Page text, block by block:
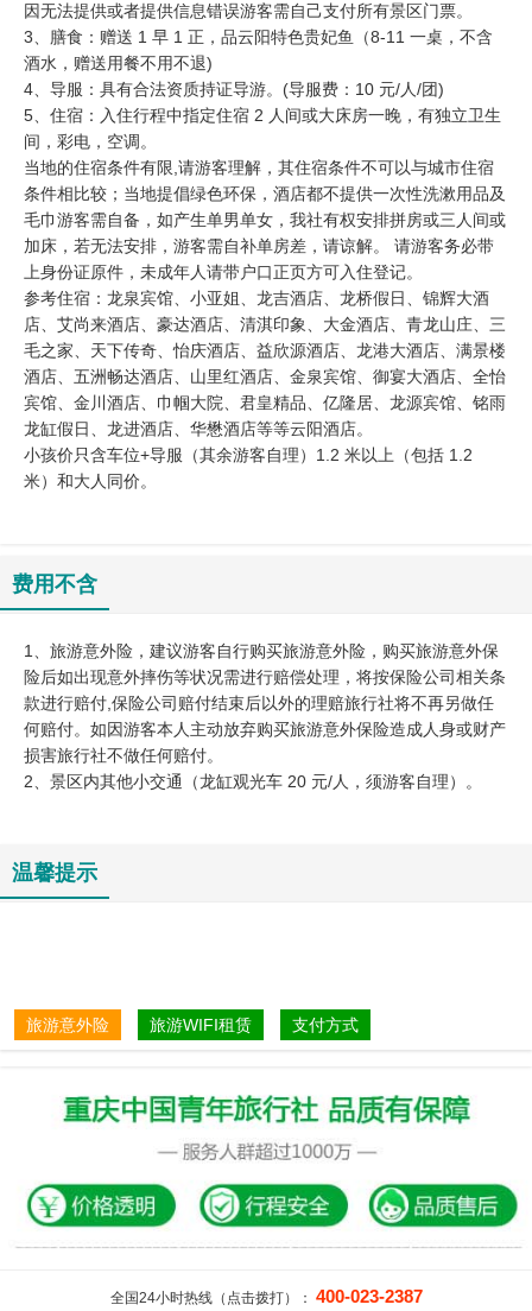
因无法提供或者提供信息错误游客需自己支付所有景区门票。
3、膳食：赠送 1 早 1 正，品云阳特色贵妃鱼（8-11 一桌，不含
酒水，赠送用餐不用不退)
4、导服：具有合法资质持证导游。(导服费：10 元/人/团)
5、住宿：入住行程中指定住宿 2 人间或大床房一晚，有独立卫生
间，彩电，空调。
当地的住宿条件有限,请游客理解，其住宿条件不可以与城市住宿
条件相比较；当地提倡绿色环保，酒店都不提供一次性洗漱用品及
毛巾游客需自备，如产生单男单女，我社有权安排拼房或三人间或
加床，若无法安排，游客需自补单房差，请谅解。 请游客务必带
上身份证原件，未成年人请带户口正页方可入住登记。
参考住宿：龙泉宾馆、小亚姐、龙吉酒店、龙桥假日、锦辉大酒
店、艾尚来酒店、豪达酒店、清淇印象、大金酒店、青龙山庄、三
毛之家、天下传奇、怡庆酒店、益欣源酒店、龙港大酒店、满景楼
酒店、五洲畅达酒店、山里红酒店、金泉宾馆、御宴大酒店、全怡
宾馆、金川酒店、巾帼大院、君皇精品、亿隆居、龙源宾馆、铭雨
龙缸假日、龙进酒店、华懋酒店等等云阳酒店。
小孩价只含车位+导服（其余游客自理）1.2 米以上（包括 1.2
米）和大人同价。
费用不含
1、旅游意外险，建议游客自行购买旅游意外险，购买旅游意外保
险后如出现意外摔伤等状况需进行赔偿处理，将按保险公司相关条
款进行赔付,保险公司赔付结束后以外的理赔旅行社将不再另做任
何赔付。如因游客本人主动放弃购买旅游意外保险造成人身或财产
损害旅行社不做任何赔付。
2、景区内其他小交通（龙缸观光车 20 元/人，须游客自理）。
温馨提示
旅游意外险 旅游WIFI租赁 支付方式
全国24小时热线（点击拨打）： 400-023-2387